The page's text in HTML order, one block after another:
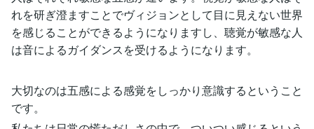
れを研ぎ澄ますことでヴィジョンとして目に見えない世界
を感じることができるようになりますし、聴覚が敏感な人
は音によるガイダンスを受けるようになります。
大切なのは五感による感覚をしっかり意識するということ
です。